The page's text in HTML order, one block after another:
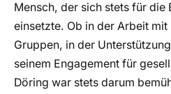
Mensch, der sich stets für die
einsetzte. Ob in der Arbeit
Gruppen, in der
seinem Engagement für
Döring war stets darum